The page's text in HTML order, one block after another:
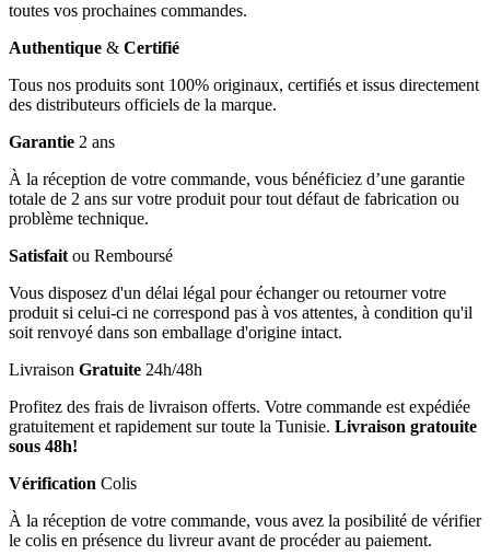
toutes vos prochaines commandes.
Authentique & Certifié
Tous nos produits sont 100% originaux, certifiés et issus directement
des distributeurs officiels de la marque.
Garantie 2 ans
À la réception de votre commande, vous bénéficiez d’une garantie
totale de 2 ans sur votre produit pour tout défaut de fabrication ou
problème technique.
Satisfait ou Remboursé
Vous disposez d'un délai légal pour échanger ou retourner votre
produit si celui-ci ne correspond pas à vos attentes, à condition qu'il
soit renvoyé dans son emballage d'origine intact.
Livraison Gratuite 24h/48h
Profitez des frais de livraison offerts. Votre commande est expédiée
gratuitement et rapidement sur toute la Tunisie. Livraison gratouite
sous 48h!
Vérification Colis
À la réception de votre commande, vous avez la posibilité de vérifier
le colis en présence du livreur avant de procéder au paiement.